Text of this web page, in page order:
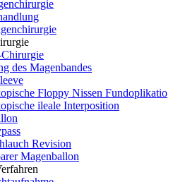
des Magenbandes
Floppy Nissen Fundoplikatio
ileale Interposition
Revision
Magenballon